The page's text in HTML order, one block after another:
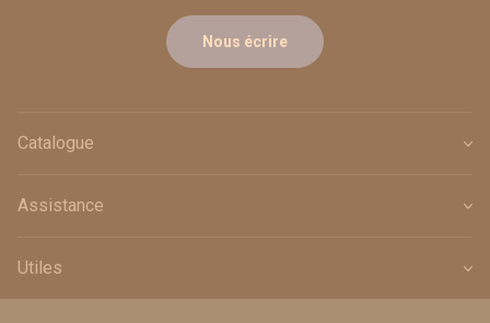
Nous écrire
Catalogue
Assistance
Utiles